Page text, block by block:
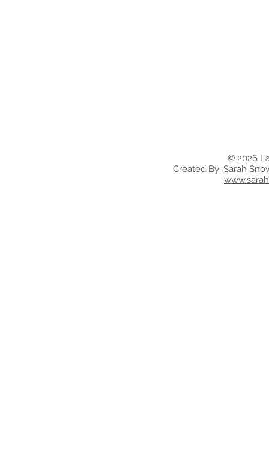
© 2026
Created By: Sarah